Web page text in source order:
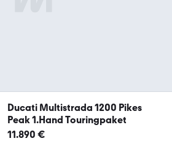
Ducati Multistrada 1200 Pikes
Peak 1.Hand Touringpaket
11.890 €